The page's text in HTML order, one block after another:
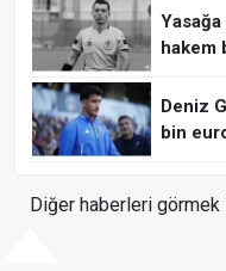
hakem
Deniz
bin
Diğer haberleri görmek